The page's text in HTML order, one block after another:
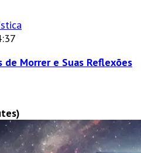
Morrer e Suas Reflexões